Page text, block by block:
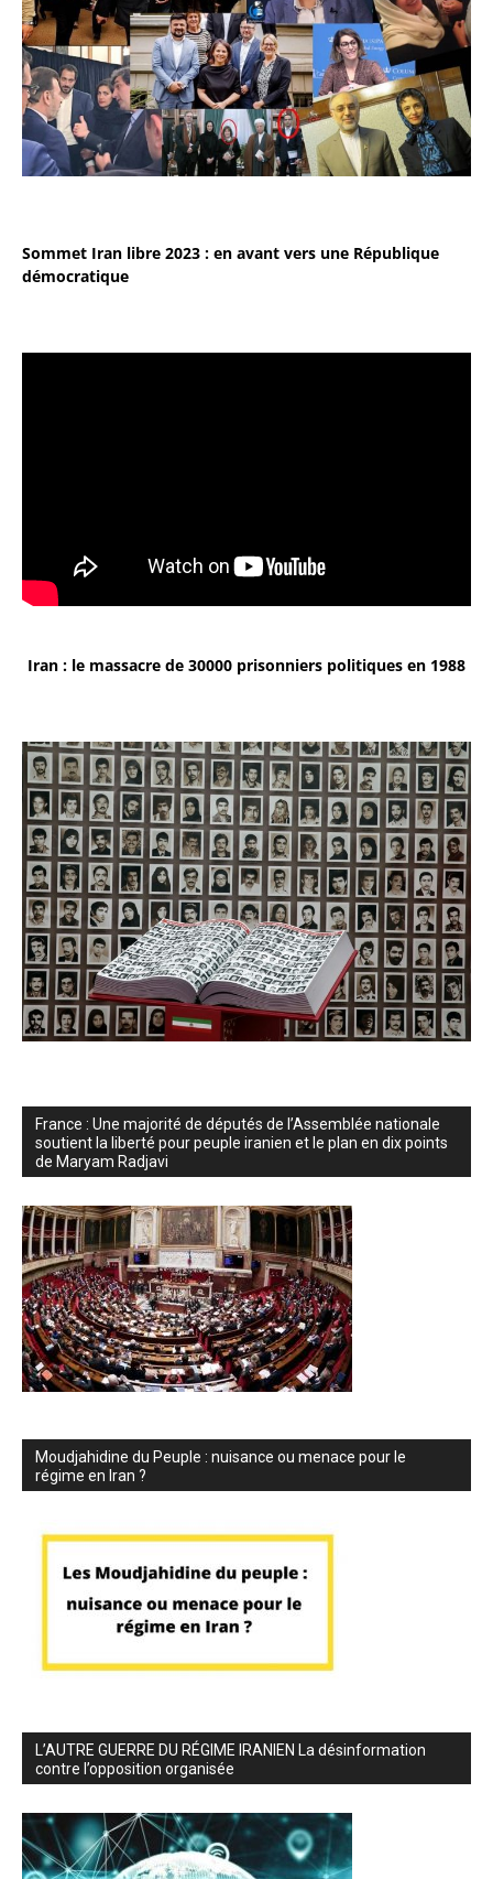
Sommet Iran libre 2023 : en avant vers une République
démocratique
Iran : le massacre de 30000 prisonniers politiques en 1988
France : Une majorité de députés de l’Assemblée nationale
soutient la liberté pour peuple iranien et le plan en dix points
de Maryam Radjavi
Moudjahidine du Peuple : nuisance ou menace pour le
régime en Iran ?
L’AUTRE GUERRE DU RÉGIME IRANIEN La désinformation
contre l’opposition organisée